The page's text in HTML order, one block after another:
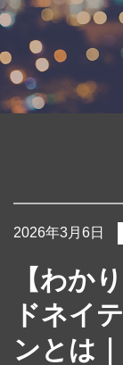
2026年3月6日
【わか
ドネイ
ンとは